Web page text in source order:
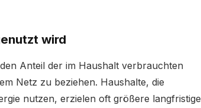
wird
Anteil der im Haushalt verbrauchten
Netz zu beziehen. Haushalte, die
nutzen, erzielen oft größere langfristige